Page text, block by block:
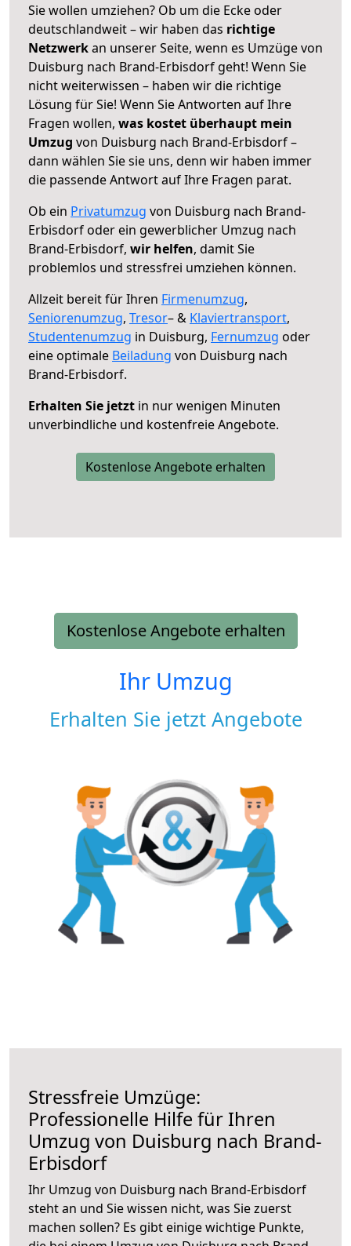
Sie wollen umziehen? Ob um die Ecke oder
deutschlandweit – wir haben das richtige
Netzwerkan unserer Seite, wenn es Umzüge von
Duisburg nach Brand-Erbisdorf geht! Wenn Sie
nicht weiterwissen – haben wir die richtige
Lösung für Sie! Wenn Sie Antworten auf Ihre
Fragen wollen, was kostet überhaupt mein
Umzug von Duisburg nach Brand-Erbisdorf –
dann wählen Sie sie uns, denn wir haben immer
die passende Antwort auf Ihre Fragen parat.
Ob ein Privatumzug von Duisburg nach Brand-
Erbisdorf oder ein gewerblicher Umzug nach
Brand-Erbisdorf, wir helfen, damit Sie
problemlos und stressfrei umziehen können.
Allzeit bereit für Ihren Firmenumzug,
Seniorenumzug, Tresor– & Klaviertransport,
Studentenumzug in Duisburg, Fernumzug oder
eine optimale Beiladung von Duisburg nach
Brand-Erbisdorf.
Erhalten Sie jetzt in nur wenigen Minuten
unverbindliche und kostenfreie Angebote.
Kostenlose Angebote erhalten
Kostenlose Angebote erhalten
Ihr Umzug
Erhalten Sie jetzt Angebote
Stressfreie Umzüge:
Professionelle Hilfe für Ihren
Umzug von Duisburg nach Brand-
Erbisdorf
Ihr Umzug von Duisburg nach Brand-Erbisdorf
steht an und Sie wissen nicht, was Sie zuerst
machen sollen? Es gibt einige wichtige Punkte,